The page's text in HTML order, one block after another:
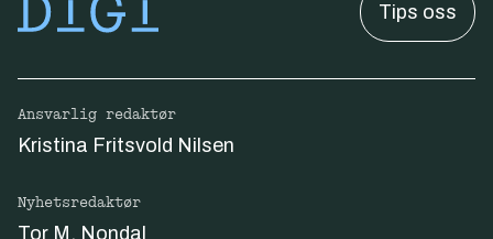
Tips oss
Ansvarlig redaktør
Kristina Fritsvold Nilsen
Nyhetsredaktør
Tor M. Nondal